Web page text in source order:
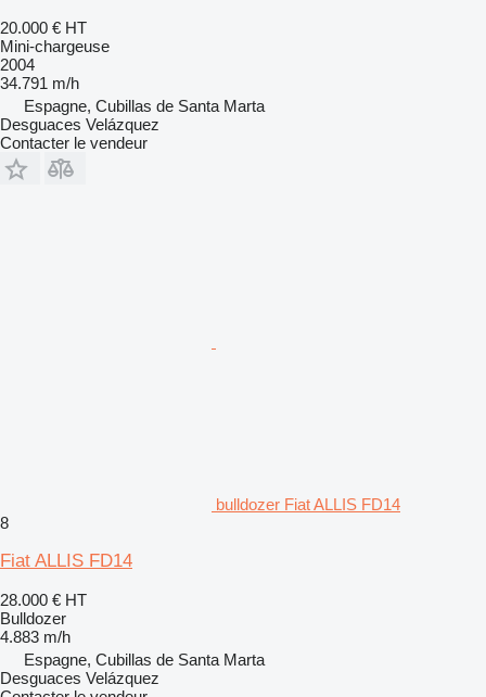
20.000 € HT
Mini-chargeuse
2004
34.791 m/h
Espagne, Cubillas de Santa Marta
Desguaces Velázquez
Contacter le vendeur
bulldozer Fiat ALLIS FD14
8
Fiat ALLIS FD14
28.000 € HT
Bulldozer
4.883 m/h
Espagne, Cubillas de Santa Marta
Desguaces Velázquez